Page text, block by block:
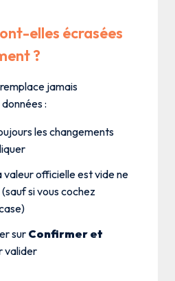
elles écrasées
?
jamais
:
les changements
valeur officielle est vide ne
si vous cochez
sur Confirmer et
valider